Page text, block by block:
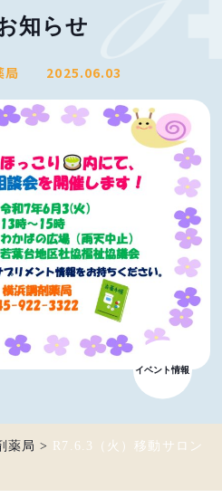
知らせ
局 2025.06.03
イベント情報
薬局 > R7.6.3（火）移動サロン